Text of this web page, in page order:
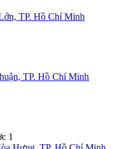
TP. Hồ Chí Minh
TP. Hồ Chí Minh
1